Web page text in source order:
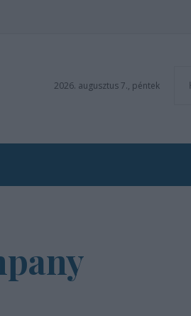
2026. augusztus 7., péntek